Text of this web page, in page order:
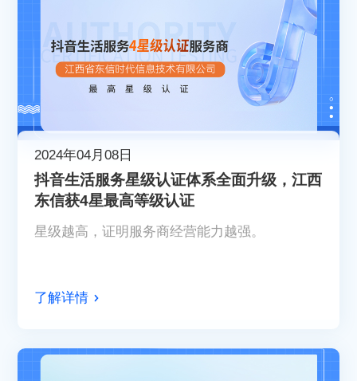
2024年04月08日
抖音生活服务星级认证体系全面升级，江西
东信获4星最高等级认证
星级越高，证明服务商经营能力越强。
了解详情